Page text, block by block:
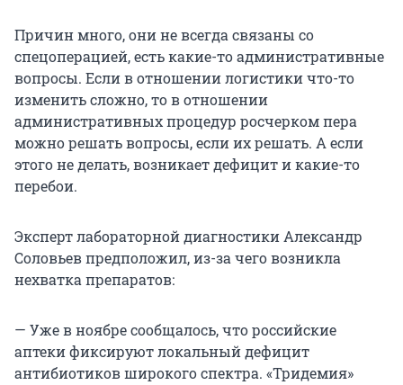
Причин много, они не всегда связаны со
спецоперацией, есть какие-то административные
вопросы. Если в отношении логистики что-то
изменить сложно, то в отношении
административных процедур росчерком пера
можно решать вопросы, если их решать. А если
этого не делать, возникает дефицит и какие-то
перебои.
Эксперт лабораторной диагностики Александр
Соловьев предположил, из-за чего возникла
нехватка препаратов:
— Уже в ноябре сообщалось, что российские
аптеки фиксируют локальный дефицит
антибиотиков широкого спектра. «Тридемия»